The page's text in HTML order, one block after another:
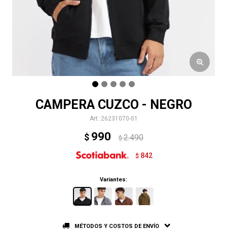
CAMPERA CUZCO - NEGRO
26231070-01
$ 990 $ 2.490
$ 842
Variantes:
MÉTODOS Y COSTOS DE ENVÍO